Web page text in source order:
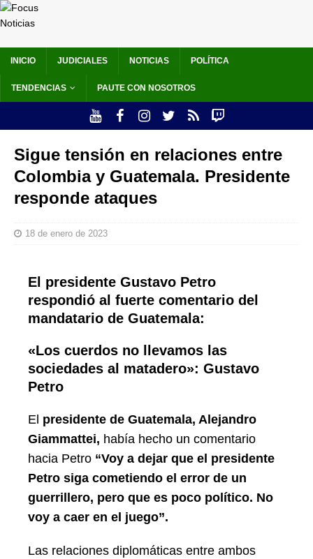
INICIO JUDICIALES NOTICIAS POLÍTICA
TENDENCIAS PAUTE CON NOSOTROS
Sigue tensión en relaciones entre
Colombia y Guatemala. Presidente
responde ataques
18 de enero de 2023
El presidente Gustavo Petro
respondió al fuerte comentario del
mandatario de Guatemala:
«Los cuerdos no llevamos las
sociedades al matadero»: Gustavo
Petro
El presidente de Guatemala, Alejandro
Giammattei, había hecho un comentario
hacia Petro “Voy a dejar que el presidente
Petro siga cometiendo el error de un
guerrillero, pero que es poco político. No
voy a caer en el juego”.
Las relaciones diplomáticas entre ambos